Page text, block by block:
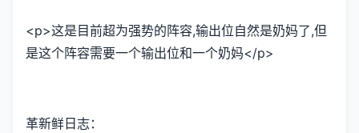
<p>这是目前超为强势的阵容,输出位自然是奶妈了,但
是这个阵容需要一个输出位和一个奶妈</p>
革新鲜日志：